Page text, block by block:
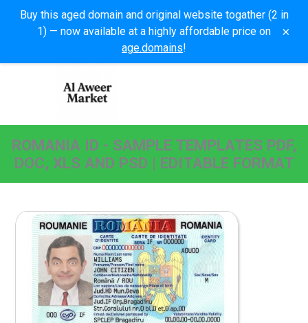
Buy this aged domain and original website togather (2 in
1) — now available at a highly affordable price on
age.domains!
×
ROMANIA ID - SAMPLE TEMPLATES PDF,
DOC, XLS AND PSD | EDITABLE FORMAT